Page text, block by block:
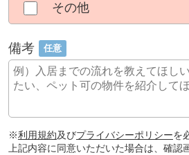
その他
備考 任意
※利用規約及びプライバシーポリシーを
上記内容に同意いただいた場合は、確認